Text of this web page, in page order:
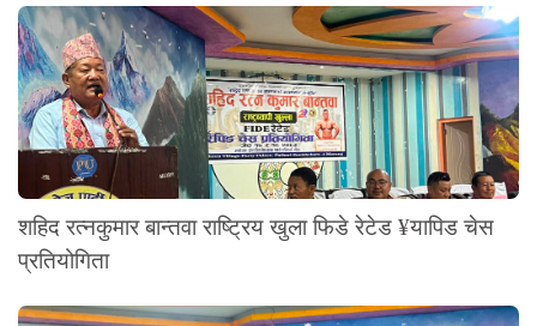
शहिद रत्नकुमार बान्तवा राष्ट्रिय खुला फिडे रेटेड ¥यापिड चेस
प्रतियोगिता